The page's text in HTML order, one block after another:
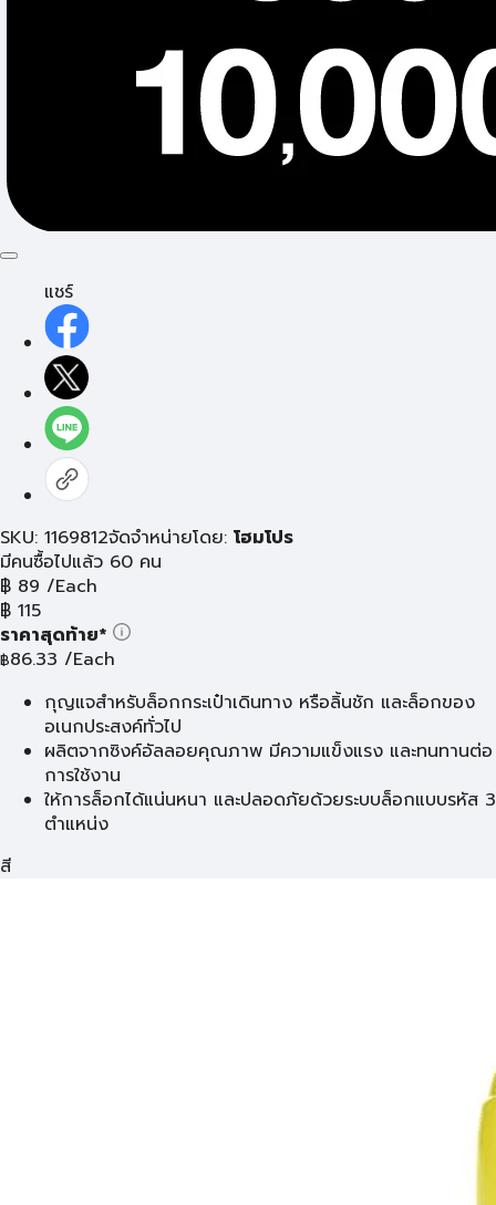
แชร์
SKU: 1169812จัดจำหน่ายโดย: โฮมโปร
มีคนซื้อไปแล้ว 60 คน
฿ 89 /Each
฿ 115
ราคาสุดท้าย*
฿86.33 /Each
กุญแจสำหรับล็อกกระเป๋าเดินทาง หรือลิ้นชัก และล็อกของ
อเนกประสงค์ทั่วไป
ผลิตจากซิงค์อัลลอยคุณภาพ มีความแข็งแรง และทนทานต่อ
การใช้งาน
ให้การล็อกได้แน่นหนา และปลอดภัยด้วยระบบล็อกแบบรหัส 3
ตำแหน่ง
สี